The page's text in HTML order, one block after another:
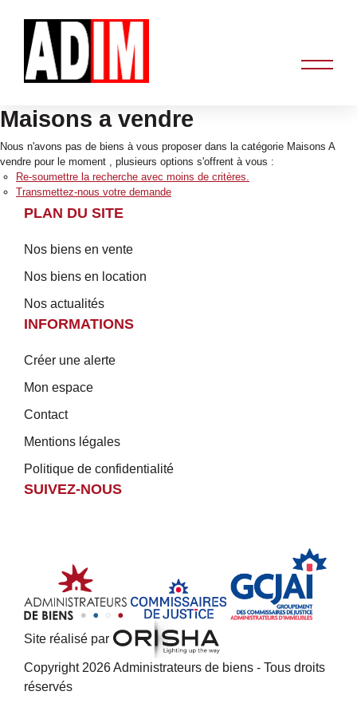
Maisons a vendre
Nous n'avons pas de biens à vous proposer dans la catégorie Maisons A
vendre pour le moment , plusieurs options s'offrent à vous :
Re-soumettre la recherche avec moins de critères.
Transmettez-nous votre demande
PLAN DU SITE
Nos biens en vente
Nos biens en location
Nos actualités
INFORMATIONS
Créer une alerte
Mon espace
Contact
Mentions légales
Politique de confidentialité
SUIVEZ-NOUS
Site réalisé par
Copyright 2026 Administrateurs de biens - Tous droits
réservés